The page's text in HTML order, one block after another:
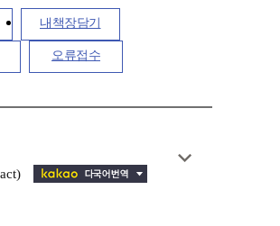
내책장담기
오류접수